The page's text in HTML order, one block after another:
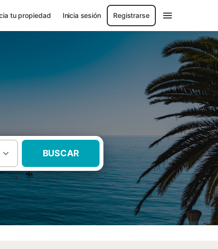
tu propiedad Inicia sesión Registrarse
BUSCAR